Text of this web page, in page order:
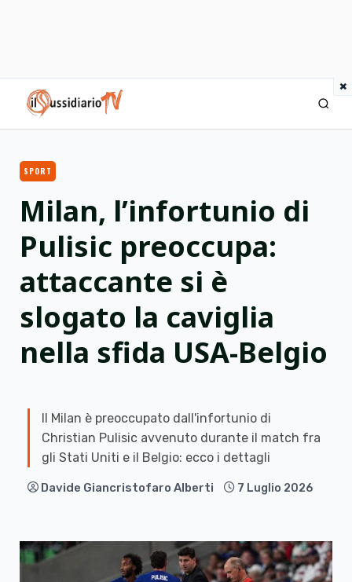
×
IlSussidiario TV
SPORT
Milan, l’infortunio di
Pulisic preoccupa:
attaccante si è
slogato la caviglia
nella sfida USA-Belgio
Il Milan è preoccupato dall'infortunio di
Christian Pulisic avvenuto durante il match fra
gli Stati Uniti e il Belgio: ecco i dettagli
Davide Giancristofaro Alberti 7 Luglio 2026